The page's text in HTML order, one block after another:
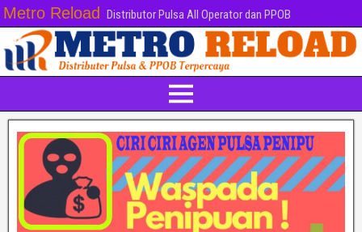
Metro Reload Distributor Pulsa All Operator dan PPOB